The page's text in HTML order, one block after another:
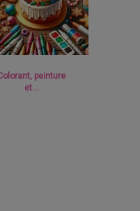
peinture
et...